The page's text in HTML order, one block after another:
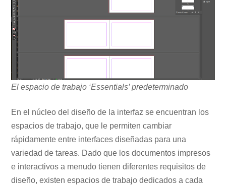
El espacio de trabajo ‘Essentials’ predeterminado
En el núcleo del diseño de la interfaz se encuentran los
espacios de trabajo, que le permiten cambiar
rápidamente entre interfaces diseñadas para una
variedad de tareas. Dado que los documentos impresos
e interactivos a menudo tienen diferentes requisitos de
diseño, existen espacios de trabajo dedicados a cada